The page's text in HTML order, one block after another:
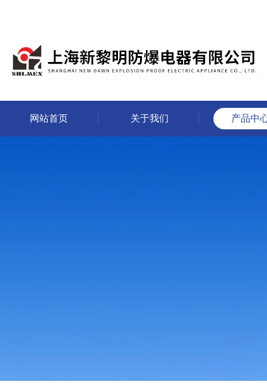
网站首页 关于我们 产品中